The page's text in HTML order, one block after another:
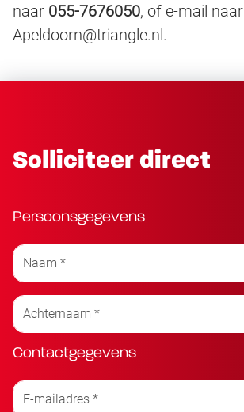
naar 055-7676050, of e-mail naar
Apeldoorn@triangle.nl.
Solliciteer direct
Persoonsgegevens
Contactgegevens